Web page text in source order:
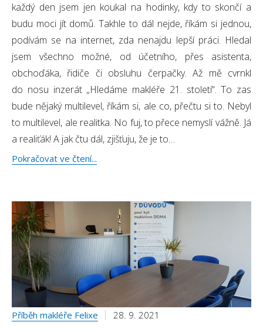
každý den jsem jen koukal na hodinky, kdy to skončí a
budu moci jít domů. Takhle to dál nejde, říkám si jednou,
podívám se na internet, zda nenajdu lepší práci. Hledal
jsem všechno možné, od účetního, přes asistenta,
obchoďáka, řidiče či obsluhu čerpačky. Až mě cvrnkl
do nosu inzerát „Hledáme makléře 21. století“. To zas
bude nějaký multilevel, říkám si, ale co, přečtu si to. Nebyl
to multilevel, ale realitka. No fuj, to přece nemyslí vážně. Já
a realiťák! A jak čtu dál, zjišťuju, že je to…
Pokračovat ve čtení...
Příběh makléře Felixe 28. 9. 2021